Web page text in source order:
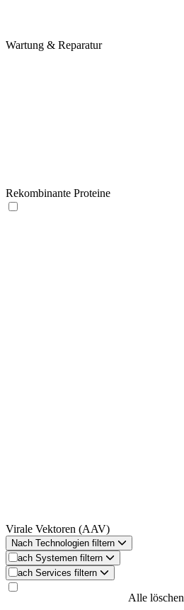
Wartung & Reparatur
Rekombinante Proteine
Virale Vektoren (AAV)
Nach Technologien filtern
Nach Systemen filtern
Nach Services filtern
Alle löschen